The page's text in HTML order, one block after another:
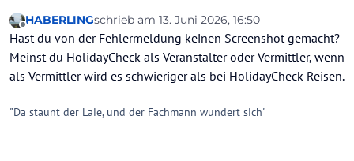
Offline
HABERLINGschrieb am 13. Juni 2026, 16:50
zuletzt editiert von
Hast du von der Fehlermeldung keinen Screenshot gemacht?
Meinst du HolidayCheck als Veranstalter oder Vermittler, wenn
als Vermittler wird es schwieriger als bei HolidayCheck Reisen.
"Da staunt der Laie, und der Fachmann wundert sich"